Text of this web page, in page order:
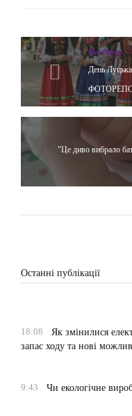
Hot News
День
"Це диво вибрало
Останні публікації
18:08
Як змінилися
запас ходу та нові
9:43
Чи екологічне